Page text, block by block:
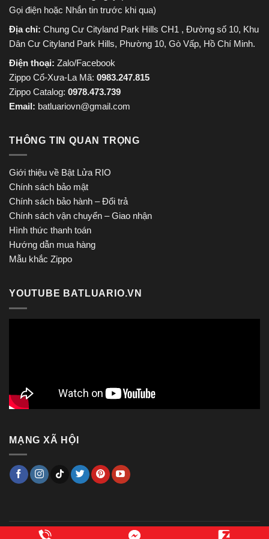
Gọi điện hoặc Nhắn tin trước khi qua)
Địa chỉ: Chung Cư Cityland Park Hills CH1 , Đường số 10, Khu
Dân Cư Cityland Park Hills, Phường 10, Gò Vấp, Hồ Chí Minh.
Điện thoại: Zalo/Facebook
Zippo Cổ-Xưa-La Mã: 0983.247.815
Zippo Catalog: 0978.473.739
Email: batluariovn@gmail.com
THÔNG TIN QUAN TRỌNG
Giới thiệu về Bật Lửa RIO
Chính sách bảo mật
Chính sách bảo hành – Đổi trả
Chính sách vận chuyển – Giao nhận
Hình thức thanh toán
Hướng dẫn mua hàng
Mẫu khắc Zippo
YOUTUBE BATLUARIO.VN
MẠNG XÃ HỘI
Copyright 2014 ©